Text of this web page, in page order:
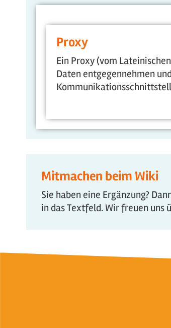
Proxy
Ein Proxy (vom
Daten entgegennehmen
Mitmachen beim Wiki
Sie haben eine Ergänzung?
in das Textfeld. Wir freuen uns